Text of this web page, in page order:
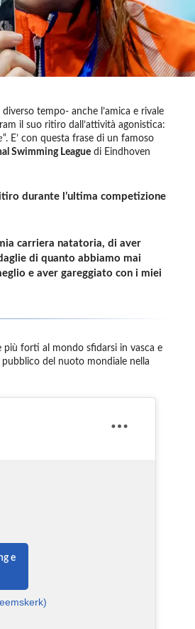
tempo- anche l’amica e rivale
il suo ritiro dall’attività agonistica:
“. E’ con questa frase di un famoso
Swimming League di Eindhoven
durante l’ultima competizione
carriera natatoria, di aver
di quanto abbiamo mai
e aver gareggiato con i miei
più forti al mondo sfidarsi in vasca e
del nuoto mondiale nella
e